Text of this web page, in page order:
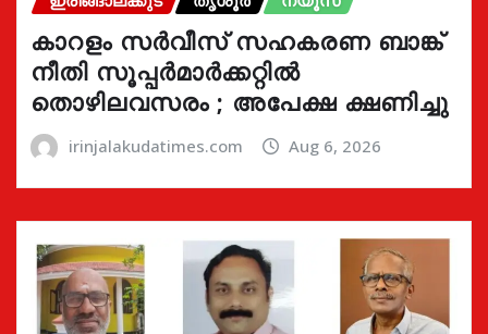
കാറളം സർവീസ് സഹകരണ ബാങ്ക്
നീതി സൂപ്പർമാർക്കറ്റിൽ
തൊഴിലവസരം ; അപേക്ഷ ക്ഷണിച്ചു
irinjalakudatimes.com Aug 6, 2026